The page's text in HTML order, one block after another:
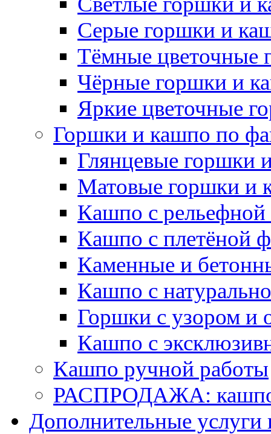
Серые горшки и
Тёмные цветочные
Чёрные горшки и
Яркие цветочные
Горшки и кашпо по
Глянцевые горшки
Матовые горшки и
Кашпо с рельефной
Кашпо с плетёной
Каменные и
Кашпо с
Горшки с узором и
Кашпо с
Кашпо ручной работы
РАСПРОДАЖА: кашпо
Дополнительные услуги